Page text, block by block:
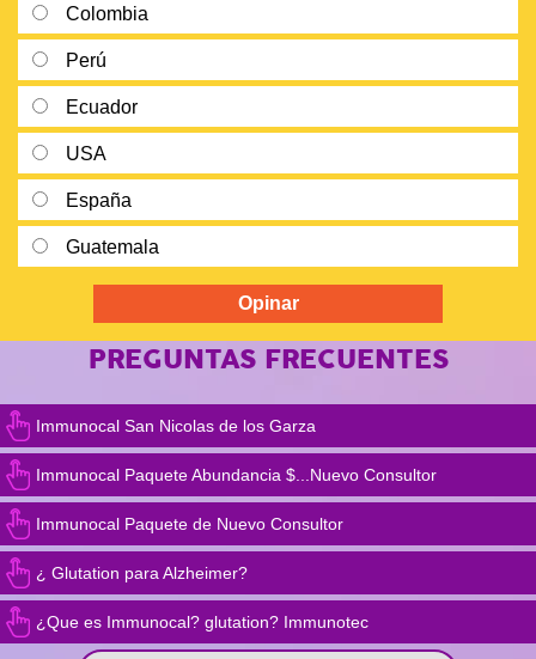
Colombia
Perú
Ecuador
USA
España
Guatemala
PREGUNTAS FRECUENTES
Immunocal San Nicolas de los Garza
Immunocal Paquete Abundancia $...Nuevo Consultor
Immunocal Paquete de Nuevo Consultor
¿ Glutation para Alzheimer?
¿Que es Immunocal? glutation? Immunotec